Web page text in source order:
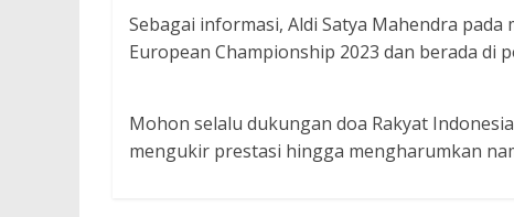
Sebagai informasi, Aldi Satya Mahendra pada
European Championship 2023 dan berada di
Mohon selalu dukungan doa Rakyat
mengukir prestasi hingga mengharumkan